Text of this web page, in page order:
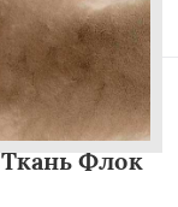
Ткань Флок